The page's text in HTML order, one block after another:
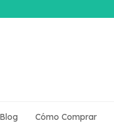
Blog Cómo Comprar